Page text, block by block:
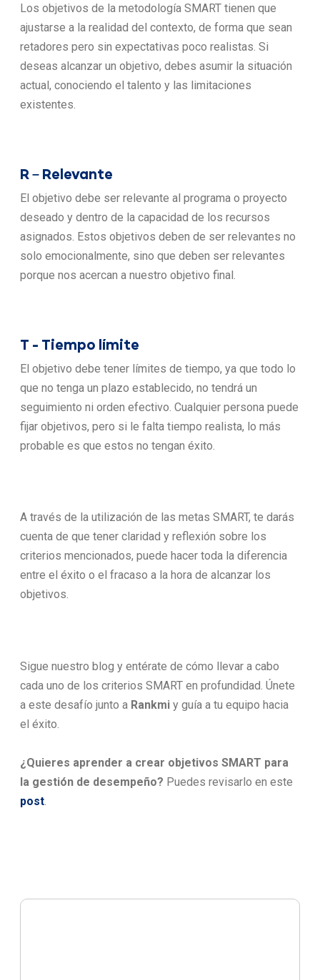
Los objetivos de la metodología SMART tienen que
ajustarse a la realidad del contexto, de forma que sean
retadores pero sin expectativas poco realistas. Si
deseas alcanzar un objetivo, debes asumir la situación
actual, conociendo el talento y las limitaciones
existentes.
R – Relevante
El objetivo debe ser relevante al programa o proyecto
deseado y dentro de la capacidad de los recursos
asignados. Estos objetivos deben de ser relevantes no
solo emocionalmente, sino que deben ser relevantes
porque nos acercan a nuestro objetivo final.
T - Tiempo límite
El objetivo debe tener límites de tiempo, ya que todo lo
que no tenga un plazo establecido, no tendrá un
seguimiento ni orden efectivo. Cualquier persona puede
fijar objetivos, pero si le falta tiempo realista, lo más
probable es que estos no tengan éxito.
A través de la utilización de las metas SMART, te darás
cuenta de que tener claridad y reflexión sobre los
criterios mencionados, puede hacer toda la diferencia
entre el éxito o el fracaso a la hora de alcanzar los
objetivos.
Sigue nuestro blog y entérate de cómo llevar a cabo
cada uno de los criterios SMART en profundidad. Únete
a este desafío junto a Rankmi y guía a tu equipo hacia
el éxito.
¿Quieres aprender a crear objetivos SMART para
la gestión de desempeño? Puedes revisarlo en este
post